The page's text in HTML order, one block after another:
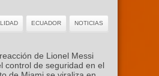
ECUADOR NOTICIAS
de Lionel Messi
control de seguridad en el